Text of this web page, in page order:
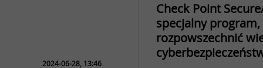
2024-06-28, 13:46
Check Point
specjalny
rozpowszechnić